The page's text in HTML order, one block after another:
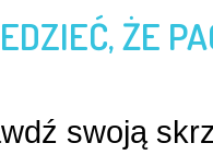
ŻE
swoją